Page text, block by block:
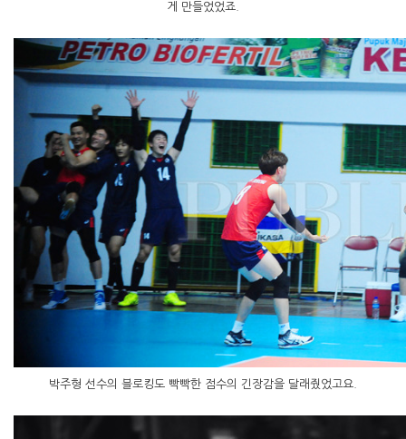
게 만들었었죠.
박주형 선수의 블로킹도 빡빡한 점수의 긴장감을 달래줬었고요.